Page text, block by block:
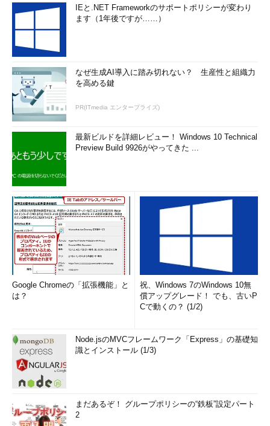
IEと.NET Frameworkのサポートポリシーが変わり
ます（1年後ですが……）
なぜ生成AI導入に踏み切れない？ 生産性と組織力
を高める鍵
PR(ITmedia エンタープライズ)
最新ビルドを詳細レビュー！ Windows 10 Technical
Preview Build 9926がやってきた ...
Google Chromeの「拡張機能」と
は？
祝、Windows 7のWindows 10無
償アップグレード！ でも、古いP
Cで動くの？ (1/2)
Node.jsのMVCフレームワーク「Express」の基礎知
識とインストール (1/3)
まだあるぞ！ グループポリシーの“鉄板”設定パート
2